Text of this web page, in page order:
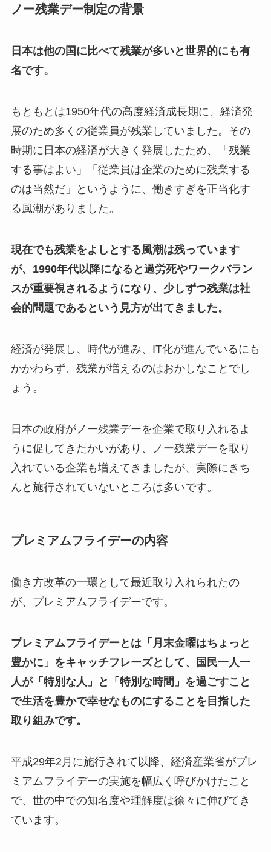
ノー残業デー制定の背景
日本は他の国に比べて残業が多いと世界的にも有
名です。
もともとは1950年代の高度経済成長期に、経済発
展のため多くの従業員が残業していました。その
時期に日本の経済が大きく発展したため、「残業
する事はよい」「従業員は企業のために残業する
のは当然だ」というように、働きすぎを正当化す
る風潮がありました。
現在でも残業をよしとする風潮は残っています
が、1990年代以降になると過労死やワークバラン
スが重要視されるようになり、少しずつ残業は社
会的問題であるという見方が出てきました。
経済が発展し、時代が進み、IT化が進んでいるにも
かかわらず、残業が増えるのはおかしなことでし
ょう。
日本の政府がノー残業デーを企業で取り入れるよ
うに促してきたかいがあり、ノー残業デーを取り
入れている企業も増えてきましたが、実際にきち
んと施行されていないところは多いです。
プレミアムフライデーの内容
働き方改革の一環として最近取り入れられたの
が、プレミアムフライデーです。
プレミアムフライデーとは「月末金曜はちょっと
豊かに」をキャッチフレーズとして、国民一人一
人が「特別な人」と「特別な時間」を過ごすこと
で生活を豊かで幸せなものにすることを目指した
取り組みです。
平成29年2月に施行されて以降、経済産業省がプレ
ミアムフライデーの実施を幅広く呼びかけたこと
で、世の中での知名度や理解度は徐々に伸びてき
ています。